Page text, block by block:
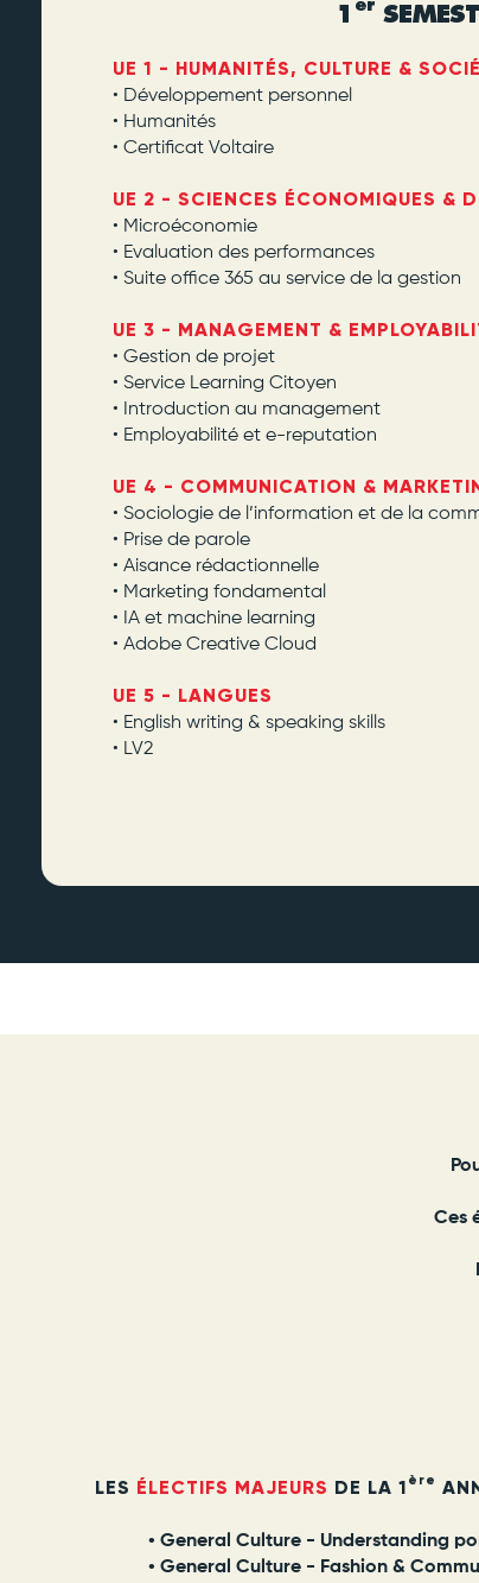
1
UE 1 - HUMANITÉS, CULTURE &
• Développement personnel
• Humanités
• Certificat Voltaire
UE 2 - SCIENCES ÉCONOMIQUES &
• Microéconomie
• Evaluation des performances
• Suite office 365 au service de la gestion
UE 3 - MANAGEMENT &
• Gestion de projet
• Service Learning Citoyen
• Introduction au management
• Employabilité et e-reputation
UE 4 - COMMUNICATION &
• Sociologie de l’information et de la
• Prise de parole
• Aisance rédactionnelle
• Marketing fondamental
• IA et machine learning
• Adobe Creative Cloud
UE 5 - LANGUES
• English writing & speaking skills
• LV2
Ces
LES ÉLECTIFS MAJEURS DE LA 1 ère
• General Culture - Understanding
• General Culture - Fashion &